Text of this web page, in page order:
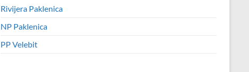
Rivijera Paklenica
NP Paklenica
PP Velebit